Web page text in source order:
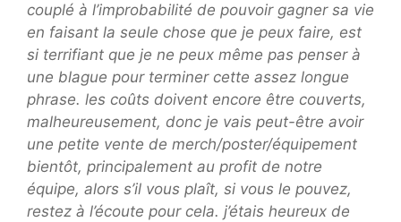
couplé à l’improbabilité de pouvoir gagner sa vie
en faisant la seule chose que je peux faire, est
si terrifiant que je ne peux même pas penser à
une blague pour terminer cette assez longue
phrase. les coûts doivent encore être couverts,
malheureusement, donc je vais peut-être avoir
une petite vente de merch/poster/équipement
bientôt, principalement au profit de notre
équipe, alors s’il vous plaît, si vous le pouvez,
restez à l’écoute pour cela. j’étais heureux de